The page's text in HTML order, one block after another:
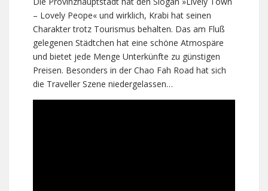
– Lovely Peope« und wirklich, Krabi hat seinen
Charakter trotz Tourismus behalten. Das am Fluß
gelegenen Städtchen hat eine schöne Atmospäre
und bietet jede Menge Unterkünfte zu günstigen
Preisen. Besonders in der Chao Fah Road hat sich
die Traveller Szene niedergelassen…